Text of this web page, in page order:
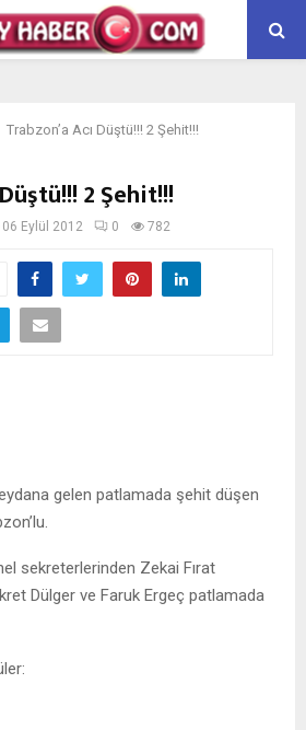
Trabzon’a Acı Düştü!!! 2 Şehit!!!
2 Şehit!!!
06 Eylül 2012 0 782
gelen patlamada şehit düşen
sekreterlerinden Zekai Fırat
Dülger ve Faruk Ergeç patlamada